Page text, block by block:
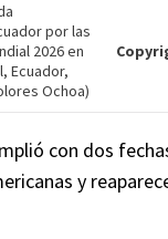
por las
2026 en
Ecuador,
Ochoa)
con dos
y